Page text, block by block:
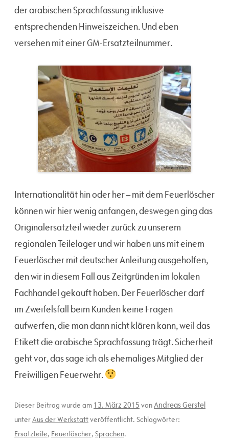
der arabischen Sprachfassung inklusive
entsprechenden Hinweiszeichen. Und eben
versehen mit einer GM-Ersatzteilnummer.
Internationalität hin oder her – mit dem Feuerlöscher
können wir hier wenig anfangen, deswegen ging das
Originalersatzteil wieder zurück zu unserem
regionalen Teilelager und wir haben uns mit einem
Feuerlöscher mit deutscher Anleitung ausgeholfen,
den wir in diesem Fall aus Zeitgründen im lokalen
Fachhandel gekauft haben. Der Feuerlöscher darf
im Zweifelsfall beim Kunden keine Fragen
aufwerfen, die man dann nicht klären kann, weil das
Etikett die arabische Sprachfassung trägt. Sicherheit
geht vor, das sage ich als ehemaliges Mitglied der
Freiwilligen Feuerwehr.
Dieser Beitrag wurde am 13. März 2015 vonAndreas Gerstel
unterAus der Werkstattveröffentlicht. Schlagwörter:
Ersatzteile, Feuerlöscher, Sprachen.